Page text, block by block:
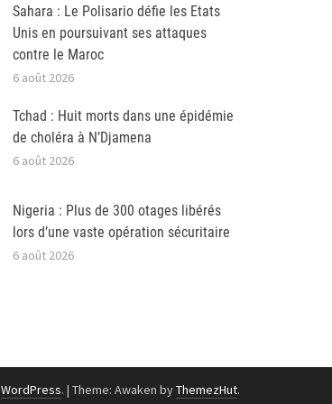
Sahara : Le Polisario défie les Etats
Unis en poursuivant ses attaques
contre le Maroc
6 août 2026
Tchad : Huit morts dans une épidémie
de choléra à N’Djamena
6 août 2026
Nigeria : Plus de 300 otages libérés
lors d’une vaste opération sécuritaire
6 août 2026
WordPress. | Theme: Awaken byThemezHut.